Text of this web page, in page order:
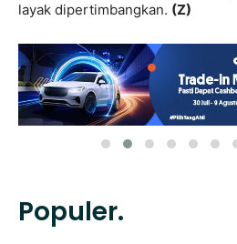
layak dipertimbangkan. (Z)
Populer.